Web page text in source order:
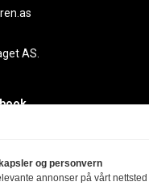
AS.
innen byggebransjen
og personvern
annonser på vårt